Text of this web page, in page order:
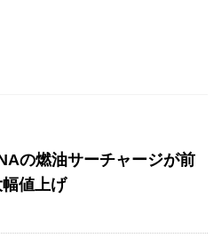
の燃油サーチャージが前
値上げ